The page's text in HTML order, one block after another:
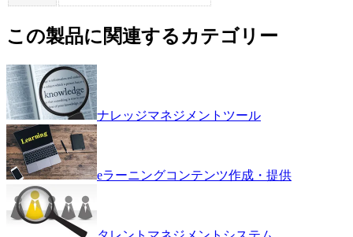
この製品に関連するカテゴリー
ナレッジマネジメントツール
eラーニングコンテンツ作成・提供